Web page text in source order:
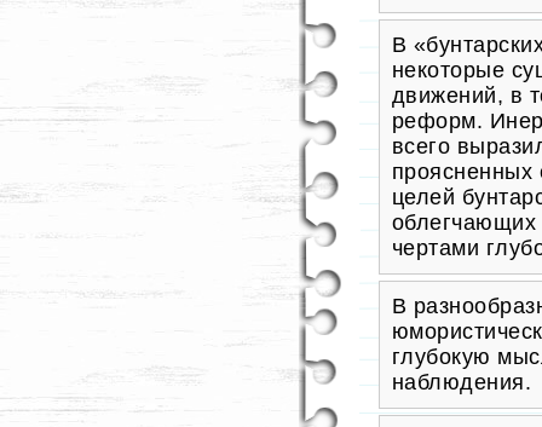
В
некоторые
движений, в
реформ.
всего
проясненных
целей
чертами
В
глубокую
наблюдения.